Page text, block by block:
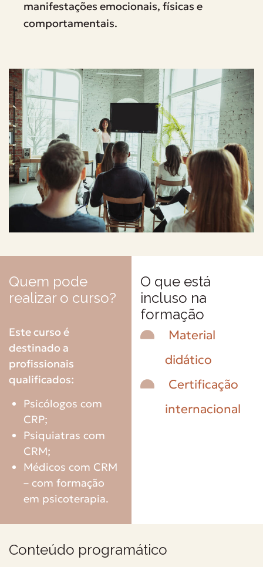
manifestações emocionais, físicas e
comportamentais.
Quem pode
realizar o curso?
Este curso é
destinado a
profissionais
qualificados:
Psicólogos com
CRP;
Psiquiatras com
CRM;
Médicos com CRM
– com formação
em psicoterapia.
O que está
incluso na
formação
Material
didático
Certificação
internacional
Conteúdo programático